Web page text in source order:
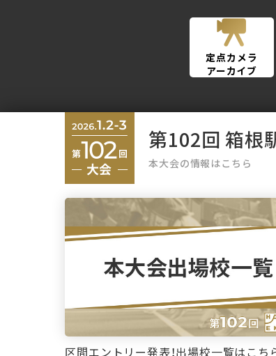
定点カメラ
アーカイブ
第102回 箱根
本大会の情報はこちら
区間エントリー発表！出場校一覧はこち